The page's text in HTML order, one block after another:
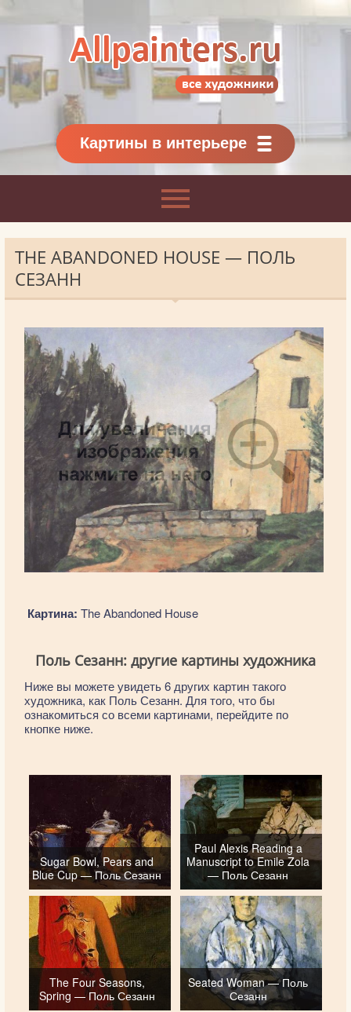
Картины классиков
и современников
Картины в интерьере
THE ABANDONED HOUSE — ПОЛЬ
СЕЗАНН
Картина: The Abandoned House
Поль Сезанн: другие картины художника
Ниже вы можете увидеть 6 других картин такого
художника, как Поль Сезанн. Для того, что бы
ознакомиться со всеми картинами, перейдите по
кнопке ниже.
Sugar Bowl, Pears and
Blue Cup — Поль Сезанн
Paul Alexis Reading a
Manuscript to Emile Zola
— Поль Сезанн
The Four Seasons,
Spring — Поль Сезанн
Seated Woman — Поль
Сезанн